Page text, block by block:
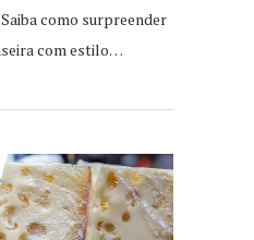
como surpreender
com estilo…